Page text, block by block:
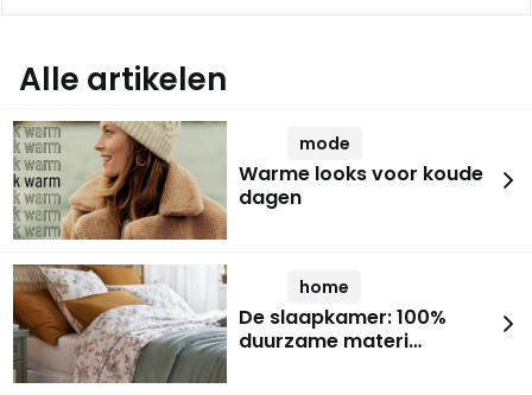
Alle artikelen
mode
Warme looks voor koude
dagen
home
De slaapkamer: 100%
duurzame materi…